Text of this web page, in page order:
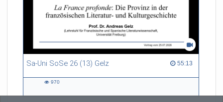
Sa-Uni SoSe 26 (13) Gelz 55:13
55:13 duration
970